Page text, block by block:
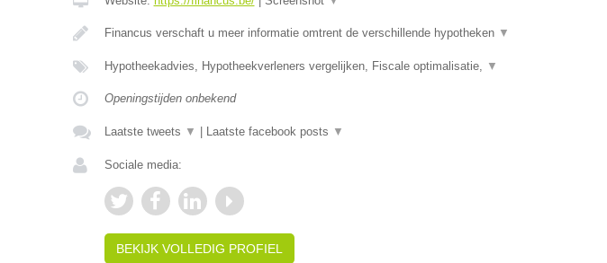
Financus verschaft u meer informatie omtrent de verschillende hypotheken ▼
Hypotheekadvies, Hypotheekverleners vergelijken, Fiscale optimalisatie, ▼
Openingstijden onbekend
Laatste tweets ▼ Laatste facebook posts ▼
Sociale media:
BEKIJK VOLLEDIG PROFIEL